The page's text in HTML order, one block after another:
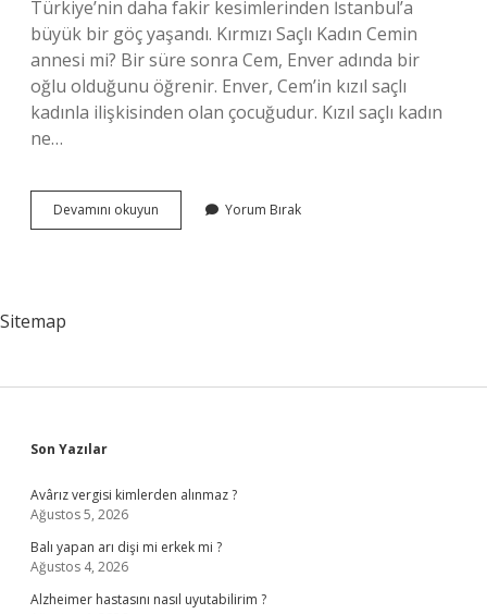
Türkiye’nin daha fakir kesimlerinden İstanbul’a
büyük bir göç yaşandı. Kırmızı Saçlı Kadın Cemin
annesi mi? Bir süre sonra Cem, Enver adında bir
oğlu olduğunu öğrenir. Enver, Cem’in kızıl saçlı
kadınla ilişkisinden olan çocuğudur. Kızıl saçlı kadın
ne…
Devamını okuyun
Saçlı
Yorum Bırak
Sitemap
Sidebar
Son Yazılar
Avârız vergisi kimlerden alınmaz ?
Ağustos 5, 2026
Balı yapan arı dişi mi erkek mi ?
Ağustos 4, 2026
Alzheimer hastasını nasıl uyutabilirim ?